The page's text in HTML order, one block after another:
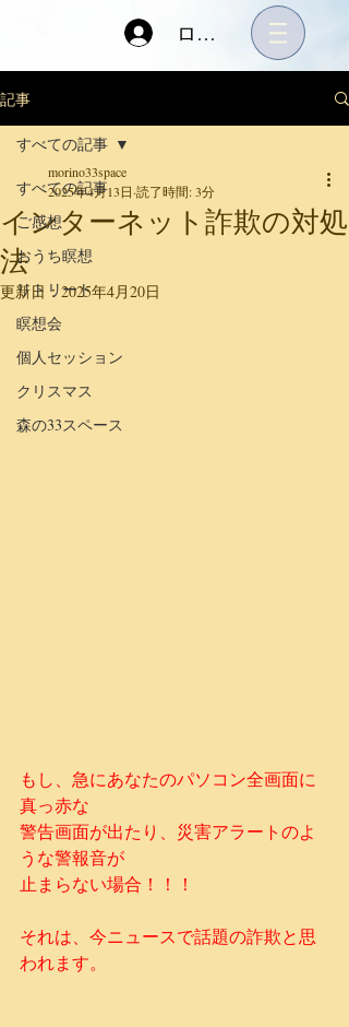
ログイン
記事
すべての記事
ご感想
おうち瞑想
リトリート
瞑想会
個人セッション
クリスマス
森の33スペース
すべての記事
インターネット詐欺の対処
法
morino33space
2025年4月13日 読了時間: 3分
更新日：2025年4月20日
もし、急にあなたのパソコン全画面に
真っ赤な
警告画面が出たり、災害アラートのよ
うな警報音が
止まらない場合！！！
それは、今ニュースで話題の詐欺と思
われます。